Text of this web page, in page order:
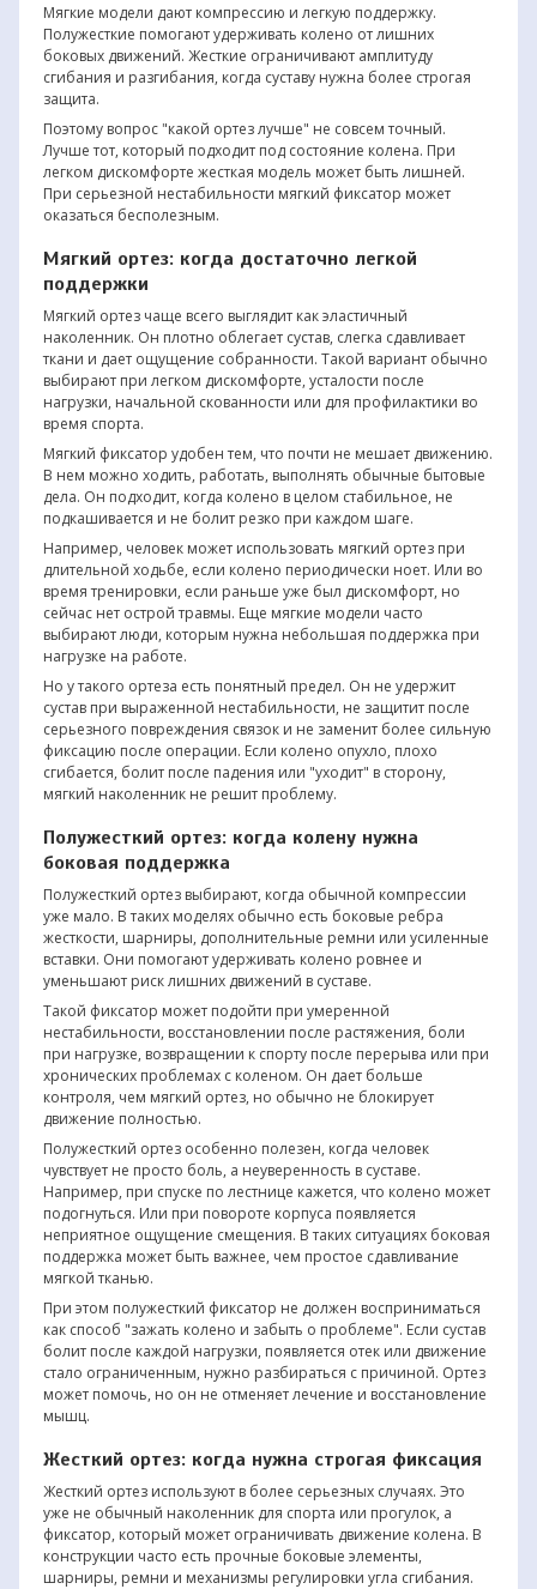
Мягкие модели дают компрессию и легкую поддержку.
Полужесткие помогают удерживать колено от лишних
боковых движений. Жесткие ограничивают амплитуду
сгибания и разгибания, когда суставу нужна более строгая
защита.
Поэтому вопрос "какой ортез лучше" не совсем точный.
Лучше тот, который подходит под состояние колена. При
легком дискомфорте жесткая модель может быть лишней.
При серьезной нестабильности мягкий фиксатор может
оказаться бесполезным.
Мягкий ортез: когда достаточно легкой
поддержки
Мягкий ортез чаще всего выглядит как эластичный
наколенник. Он плотно облегает сустав, слегка сдавливает
ткани и дает ощущение собранности. Такой вариант обычно
выбирают при легком дискомфорте, усталости после
нагрузки, начальной скованности или для профилактики во
время спорта.
Мягкий фиксатор удобен тем, что почти не мешает движению.
В нем можно ходить, работать, выполнять обычные бытовые
дела. Он подходит, когда колено в целом стабильное, не
подкашивается и не болит резко при каждом шаге.
Например, человек может использовать мягкий ортез при
длительной ходьбе, если колено периодически ноет. Или во
время тренировки, если раньше уже был дискомфорт, но
сейчас нет острой травмы. Еще мягкие модели часто
выбирают люди, которым нужна небольшая поддержка при
нагрузке на работе.
Но у такого ортеза есть понятный предел. Он не удержит
сустав при выраженной нестабильности, не защитит после
серьезного повреждения связок и не заменит более сильную
фиксацию после операции. Если колено опухло, плохо
сгибается, болит после падения или "уходит" в сторону,
мягкий наколенник не решит проблему.
Полужесткий ортез: когда колену нужна
боковая поддержка
Полужесткий ортез выбирают, когда обычной компрессии
уже мало. В таких моделях обычно есть боковые ребра
жесткости, шарниры, дополнительные ремни или усиленные
вставки. Они помогают удерживать колено ровнее и
уменьшают риск лишних движений в суставе.
Такой фиксатор может подойти при умеренной
нестабильности, восстановлении после растяжения, боли
при нагрузке, возвращении к спорту после перерыва или при
хронических проблемах с коленом. Он дает больше
контроля, чем мягкий ортез, но обычно не блокирует
движение полностью.
Полужесткий ортез особенно полезен, когда человек
чувствует не просто боль, а неуверенность в суставе.
Например, при спуске по лестнице кажется, что колено может
подогнуться. Или при повороте корпуса появляется
неприятное ощущение смещения. В таких ситуациях боковая
поддержка может быть важнее, чем простое сдавливание
мягкой тканью.
При этом полужесткий фиксатор не должен восприниматься
как способ "зажать колено и забыть о проблеме". Если сустав
болит после каждой нагрузки, появляется отек или движение
стало ограниченным, нужно разбираться с причиной. Ортез
может помочь, но он не отменяет лечение и восстановление
мышц.
Жесткий ортез: когда нужна строгая фиксация
Жесткий ортез используют в более серьезных случаях. Это
уже не обычный наколенник для спорта или прогулок, а
фиксатор, который может ограничивать движение колена. В
конструкции часто есть прочные боковые элементы,
шарниры, ремни и механизмы регулировки угла сгибания.